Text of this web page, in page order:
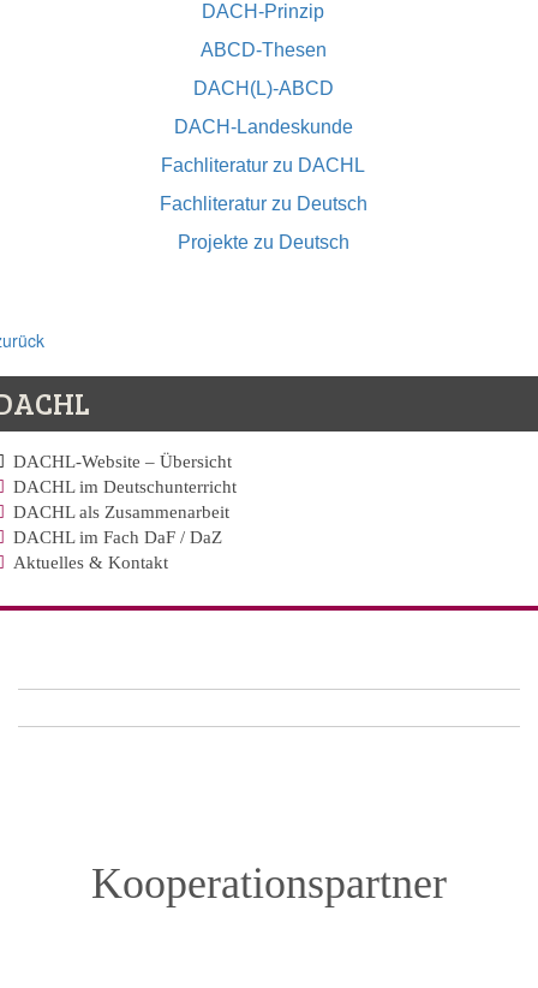
DACH-Prinzip
ABCD-Thesen
DACH(L)-ABCD
DACH-Landeskunde
Fachliteratur zu DACHL
Fachliteratur zu Deutsch
Projekte zu Deutsch
DACHL-Website – Übersicht
DACHL im Deutschunterricht
DACHL als Zusammenarbeit
DACHL im Fach DaF / DaZ
Aktuelles & Kontakt
Kooperationspartner